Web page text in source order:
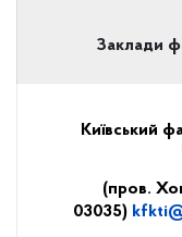
Заклади
Київський
(пров.
03035)